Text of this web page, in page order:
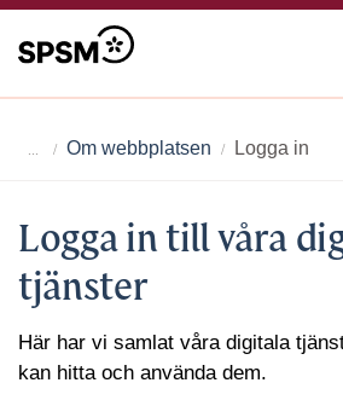
Om webbplatsen Logga in
Logga in till våra
tjänster
Här har vi samlat våra digitala
kan hitta och använda dem.